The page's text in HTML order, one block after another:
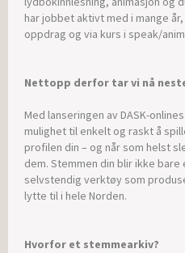
har jobbet aktivt med i mange
oppdrag og via kurs i speak/
Nettopp derfor tar vi nå
Med lanseringen av DASK-
mulighet til enkelt og raskt å
profilen din – og når som helst
dem. Stemmen din blir ikke
selvstendig verktøy som
lytte til i hele Norden.
Hvorfor et stemmearkiv?